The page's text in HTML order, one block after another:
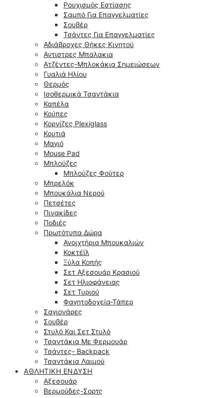
Ρουχισμός Εστίασης
Σαμπό Για Επαγγελματίες
Σουβέρ
Τσάντες Για Επαγγελματίες
Αδιάβροχες Θήκες Κινητού
Αντιστρες Μπαλακια
Ατζέντες-Μπλοκάκια Σημειώσεων
Γυαλιά Ηλίου
Θερμός
Ισοθερμικά Τσαντάκια
Καπέλα
Κούπες
Κορνίζες Plexiglass
Κουτιά
Μαγιό
Mouse Pad
Μπλούζες
Μπλούζες Φούτερ
Μπρελόκ
Μπουκάλια Νερού
Πετσέτες
Πινακίδες
Ποδιές
Πρωτότυπα Δώρα
Ανοιχτήρια Μπουκαλιών
Κοκτέϊλ
Ξύλα Κοπής
Σετ Αξεσουάρ Κρασιού
Σετ Ηλιοφάνειας
Σετ Τυριού
Φαγητοδοχεία-Τάπερ
Σαγιονάρες
Σουβέρ
Στυλό Και Σετ Στυλό
Τσαντάκια Με Φερμουάρ
Τσάντες- Backpack
Τσαντάκια Λαιμού
ΑΘΛΗΤΙΚΉ ΈΝΔΥΣΗ
Αξεσουάρ
Βερμούδες-Σορτς